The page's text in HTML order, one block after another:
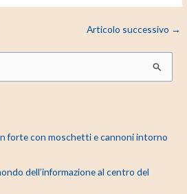
Articolo successivo →
forte con moschetti e cannoni intorno
dell’informazione al centro del